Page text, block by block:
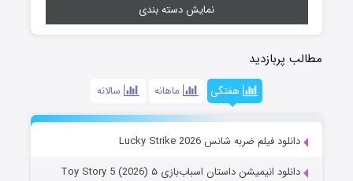
نمایش دسته بندی
مطالب پربازدید
هفتگی ماهانه سالانه
دانلود فیلم ضربه شانس Lucky Strike 2026
دانلود انیمیشن داستان اسباب‌بازی ۵ Toy Story 5 (2026)